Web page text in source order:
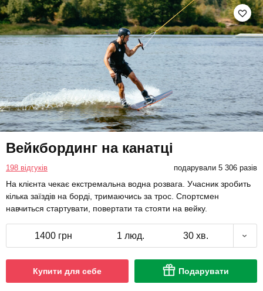
Вейкбординг на канатці
198 відгуків подарували 5 306 разів
На клієнта чекає екстремальна водна розвага. Учасник зробить
кілька заїздів на борді, тримаючись за трос. Спортсмен
навчиться стартувати, повертати та стояти на вейку.
1400 грн 1 люд. 30 хв.
Купити для себе Подарувати